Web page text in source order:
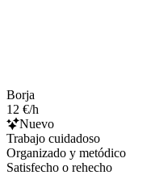
Borja
12 €/h
Nuevo
Trabajo cuidadoso
Organizado y metódico
Satisfecho o rehecho